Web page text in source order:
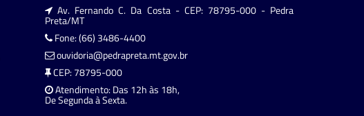
Av. Fernando C. Da Costa - CEP: 78795-000 - Pedra
Preta/MT
Fone: (66) 3486-4400
ouvidoria@pedrapreta.mt.gov.br
CEP: 78795-000
Atendimento: Das 12h às 18h,
De Segunda à Sexta.